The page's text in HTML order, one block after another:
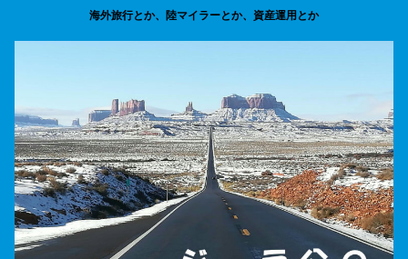
海外旅行とか、陸マイラーとか、資産運用とか